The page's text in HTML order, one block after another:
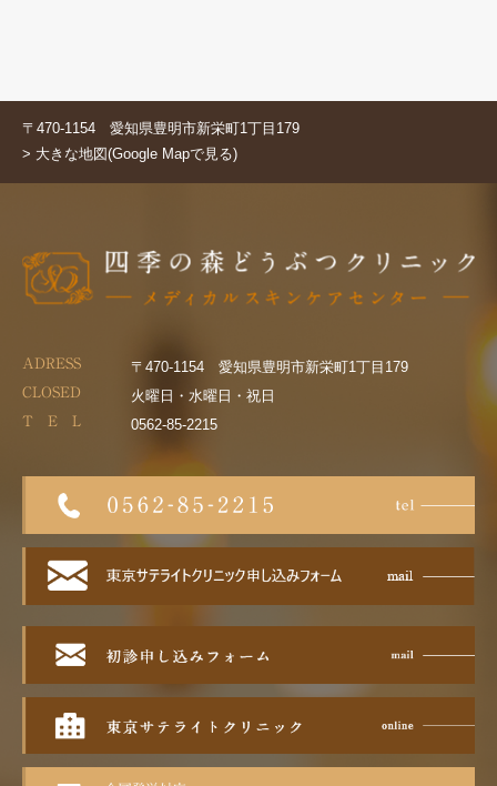
〒470-1154 愛知県豊明市新栄町1丁目179
> 大きな地図(Google Mapで見る)
ADRESS 〒470-1154 愛知県豊明市新栄町1丁目179
CLOSED 火曜日・水曜日・祝日
T E L 0562-85-2215